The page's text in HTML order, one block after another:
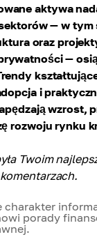
aktywa
— w tym
oraz
—
i
wzrost,
rozwoju rynku
Twoim
charakter
porady